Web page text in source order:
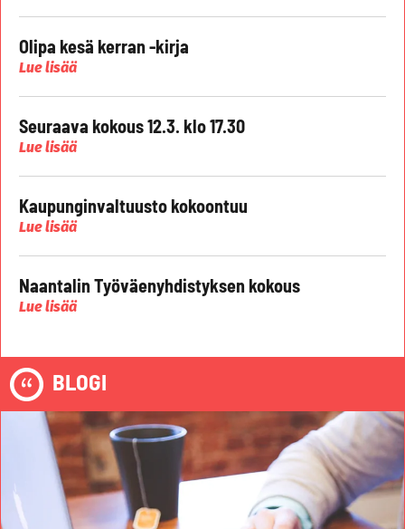
Olipa kesä kerran -kirja
Lue lisää
Seuraava kokous 12.3. klo 17.30
Lue lisää
Kaupunginvaltuusto kokoontuu
Lue lisää
Naantalin Työväenyhdistyksen kokous
Lue lisää
BLOGI